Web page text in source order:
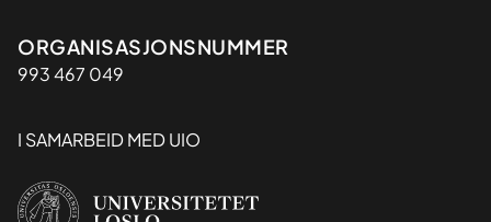
Organisasjon
ORGANISASJONSNUMMER
993 467 049
I SAMARBEID MED UIO